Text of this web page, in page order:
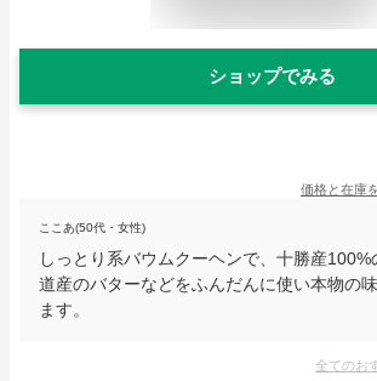
ショップでみる
価格と在庫
ここあ(50代・女性)
しっとり系バウムクーヘンで、十勝産
道産のバターなどをふんだんに使い本物の
ます。
全てのお